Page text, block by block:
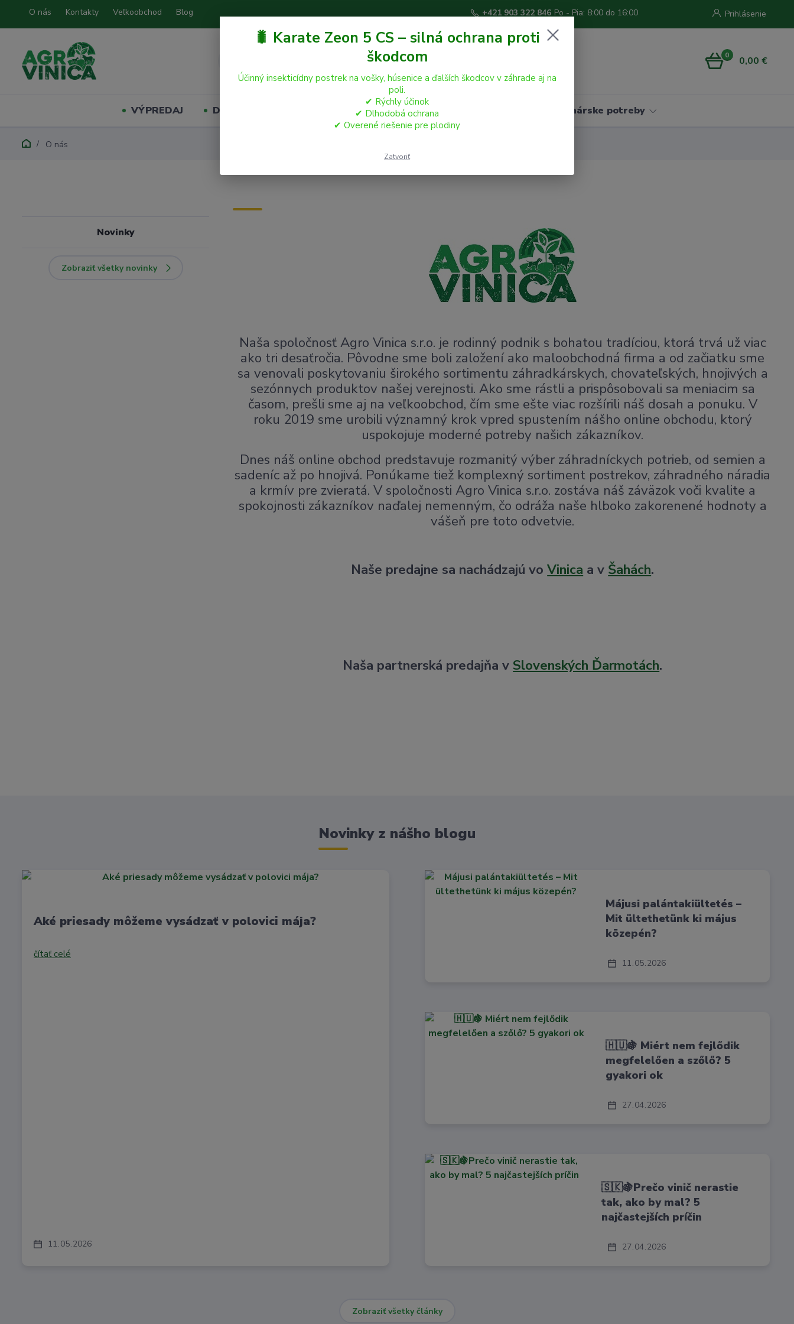
O nás Kontakty Veľkoobchod Blog Prihlásenie
+421 903 322 846 Po - Pia: 8:00 do 16:00
0 0,00 €
VÝPREDAJ Domáci miláčikovia Hospodárske zvieratá Vinárske potreby
O nás
Novinky
Zobraziť všetky novinky
Naša spoločnosť Agro Vinica s.r.o. je rodinný podnik s bohatou tradíciou, ktorá trvá už viac
ako tri desaťročia. Pôvodne sme boli založení ako maloobchodná firma a od začiatku sme
sa venovali poskytovaniu širokého sortimentu záhradkárskych, chovateľských, hnojivých a
sezónnych produktov našej verejnosti. Ako sme rástli a prispôsobovali sa meniacim sa
časom, prešli sme aj na veľkoobchod, čím sme ešte viac rozšírili náš dosah a ponuku. V
roku 2019 sme urobili významný krok vpred spustením nášho online obchodu, ktorý
uspokojuje moderné potreby našich zákazníkov.
Dnes náš online obchod predstavuje rozmanitý výber záhradníckych potrieb, od semien a
sadeníc až po hnojivá. Ponúkame tiež komplexný sortiment postrekov, záhradného náradia
a krmív pre zvieratá. V spoločnosti Agro Vinica s.r.o. zostáva náš záväzok voči kvalite a
spokojnosti zákazníkov naďalej nemenným, čo odráža naše hlboko zakorenené hodnoty a
vášeň pre toto odvetvie.
Naše predajne sa nachádzajú voVinica a v Šahách.
Naša partnerská predajňa v Slovenských Ďarmotách.
Novinky z nášho blogu
11 05 2026
Aké priesady môžeme vysádzať v polovici mája?
čítať celé
11 05 2026
Májusi palántakiültetés –
Mit ültethetünk ki május
közepén?
27 04 2026
🇭🇺🍇 Miért nem fejlődik
megfelelően a szőlő? 5
gyakori ok
27 04 2026
🇸🇰🍇Prečo vinič nerastie
tak, ako by mal? 5
najčastejších príčin
Zobraziť všetky články
🐛 Karate Zeon 5 CS – silná ochrana proti
škodcom
Účinný insekticídny postrek na vošky, húsenice a ďalších škodcov v záhrade aj na
poli.
✔ Rýchly účinok
✔ Dlhodobá ochrana
✔ Overené riešenie pre plodiny
Zatvoriť